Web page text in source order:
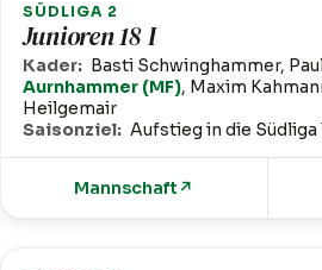
SÜDLIGA 2
Junioren 18 I
Kader: Basti Schwinghammer,
Aurnhammer (MF), Maxim
Heilgemair
Saisonziel: Aufstieg in die Südliga
Mannschaft ↗